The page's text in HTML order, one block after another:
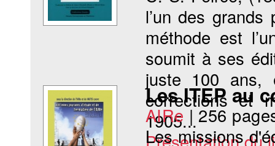
l’un des
méthode est
soumit à ses
juste 100 ans,
corrections et
1905...
Les ITEP au
AIRe |256
Les missions